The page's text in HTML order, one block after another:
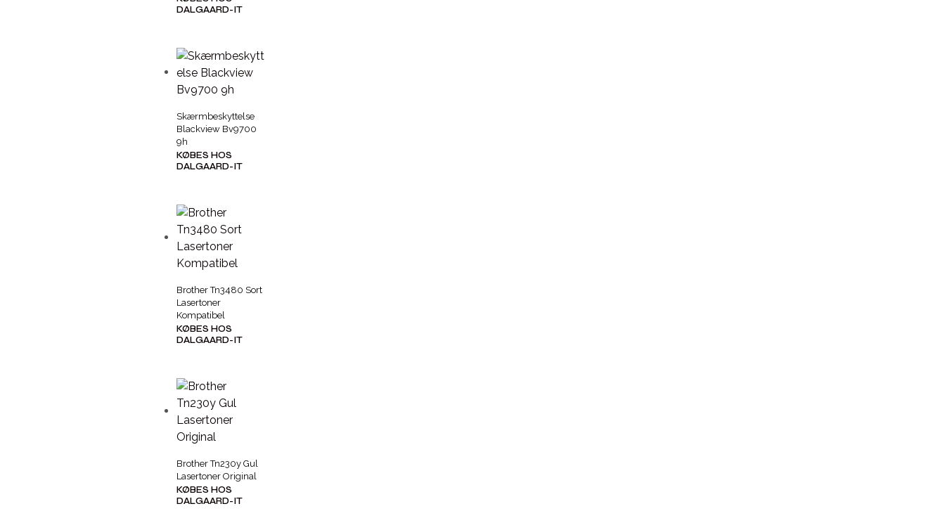
DALGAARD-IT
Skærmbeskyttelse
Blackview Bv9700
9h
KØBES HOS
DALGAARD-IT
Brother Tn3480 Sort
Lasertoner
Kompatibel
KØBES HOS
DALGAARD-IT
Brother Tn230y Gul
Lasertoner Original
KØBES HOS
DALGAARD-IT